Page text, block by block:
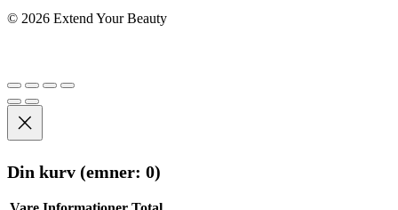
© 2026 Extend Your Beauty
Din kurv (emner: 0)